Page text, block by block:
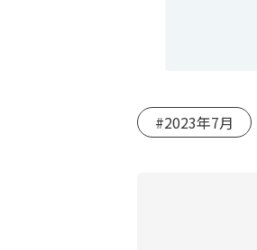
#2023年7月